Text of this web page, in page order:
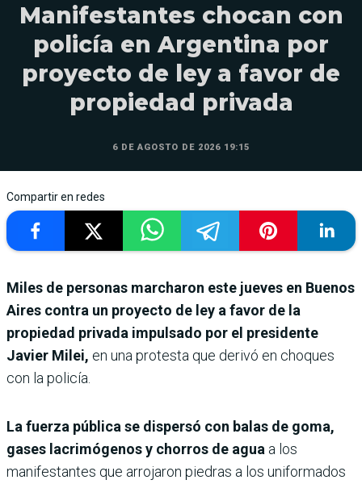
Manifestantes chocan con
policía en Argentina por
proyecto de ley a favor de
propiedad privada
6 DE AGOSTO DE 2026 19:15
Compartir en redes
Miles de personas marcharon este jueves en Buenos
Aires contra un proyecto de ley a favor de la
propiedad privada impulsado por el presidente
Javier Milei, en una protesta que derivó en choques
con la policía.
La fuerza pública se dispersó con balas de goma,
gases lacrimógenos y chorros de agua a los
manifestantes que arrojaron piedras a los uniformados